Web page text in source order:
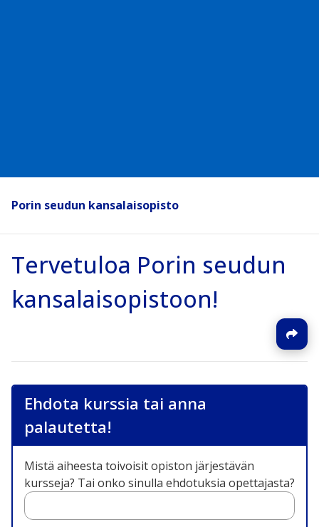
Porin seudun kansalaisopisto
Tervetuloa Porin seudun
kansalaisopistoon!
Ehdota kurssia tai anna
palautetta!
Mistä aiheesta toivoisit opiston järjestävän
kursseja? Tai onko sinulla ehdotuksia opettajasta?